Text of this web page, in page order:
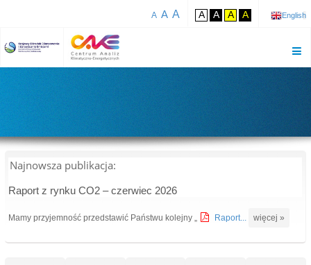
A A A A A A A English
Najnowsza publikacja:
Raport z rynku CO2 – czerwiec 2026
Mamy przyjemność przedstawić Państwu kolejny „ Raport... więcej »